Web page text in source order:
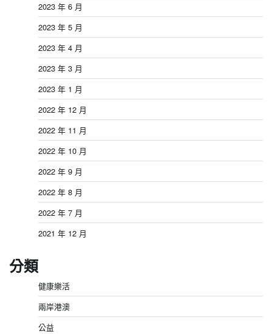
2023 年 6 月
2023 年 5 月
2023 年 4 月
2023 年 3 月
2023 年 1 月
2022 年 12 月
2022 年 11 月
2022 年 10 月
2022 年 9 月
2022 年 8 月
2022 年 7 月
2021 年 12 月
分類
健康樂活
兩岸港澳
公益